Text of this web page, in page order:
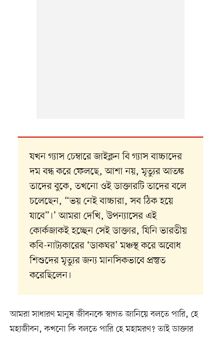
যখন গ্যাস চেম্বারে জাইক্লন বি গ্যাস বাচ্চাদের
দম বন্ধ করে ফেলছে, আশা নয়, মৃত্যুর আতঙ্ক
তাদের বুকে, তখনো ওই ডাক্তারটি তাদের বলে
চলেছেন, “ভয় নেই বাচ্চারা, সব ঠিক হয়ে
যাবে”।’ আমরা দেখি, উপন্যাসের এই
কোর্কজাকই হচ্ছেন সেই ডাক্তার, যিনি ভারতীয়
কবি-নাট্যকারের ‘ডাকঘর’ মঞ্চস্থ করে অবোধ
শিশুদের মৃত্যুর জন্য মানসিকভাবে প্রস্তুত
করেছিলেন।
আমরা সাধারণ মানুষ জীবনকে স্বাগত জানিয়ে বলতে পারি, হে
মহাজীবন, কখনো কি বলতে পারি হে মহামরণ? তাই ডাক্তার